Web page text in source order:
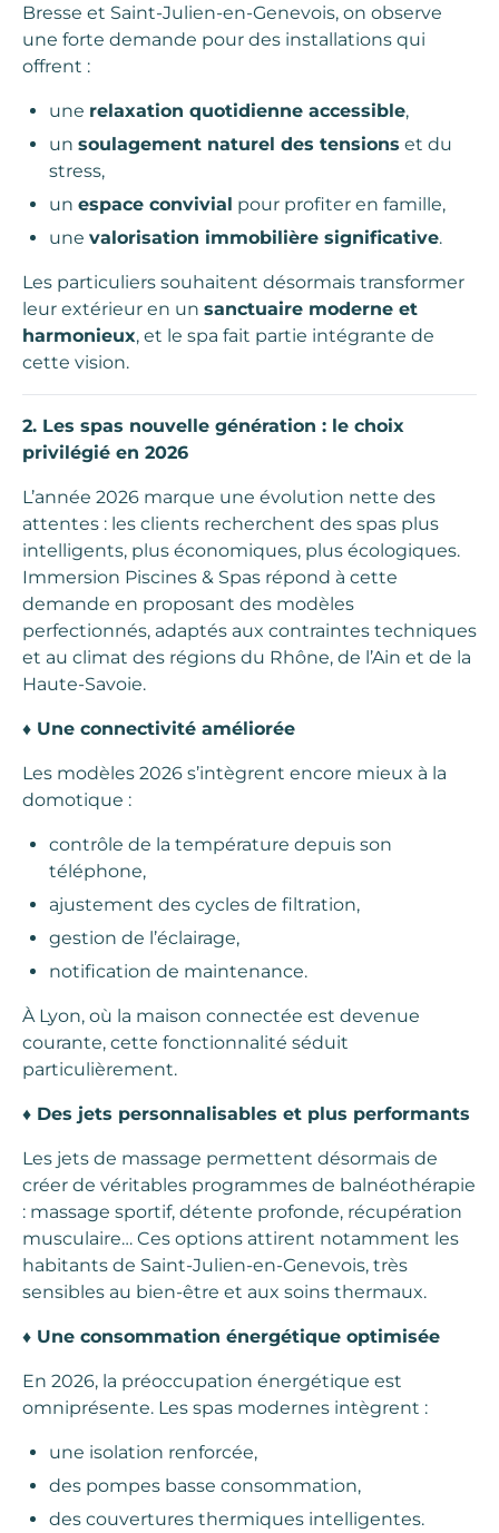
Bresse et Saint-Julien-en-Genevois, on observe
une forte demande pour des installations qui
offrent :
une relaxation quotidienne accessible,
un soulagement naturel des tensions et du
stress,
un espace convivial pour profiter en famille,
une valorisation immobilière significative.
Les particuliers souhaitent désormais transformer
leur extérieur en un sanctuaire moderne et
harmonieux, et le spa fait partie intégrante de
cette vision.
2. Les spas nouvelle génération : le choix
privilégié en 2026
L’année 2026 marque une évolution nette des
attentes : les clients recherchent des spas plus
intelligents, plus économiques, plus écologiques.
Immersion Piscines & Spas répond à cette
demande en proposant des modèles
perfectionnés, adaptés aux contraintes techniques
et au climat des régions du Rhône, de l’Ain et de la
Haute-Savoie.
♦ Une connectivité améliorée
Les modèles 2026 s’intègrent encore mieux à la
domotique :
contrôle de la température depuis son
téléphone,
ajustement des cycles de filtration,
gestion de l’éclairage,
notification de maintenance.
À Lyon, où la maison connectée est devenue
courante, cette fonctionnalité séduit
particulièrement.
♦ Des jets personnalisables et plus performants
Les jets de massage permettent désormais de
créer de véritables programmes de balnéothérapie
: massage sportif, détente profonde, récupération
musculaire… Ces options attirent notamment les
habitants de Saint-Julien-en-Genevois, très
sensibles au bien-être et aux soins thermaux.
♦ Une consommation énergétique optimisée
En 2026, la préoccupation énergétique est
omniprésente. Les spas modernes intègrent :
une isolation renforcée,
des pompes basse consommation,
des couvertures thermiques intelligentes.